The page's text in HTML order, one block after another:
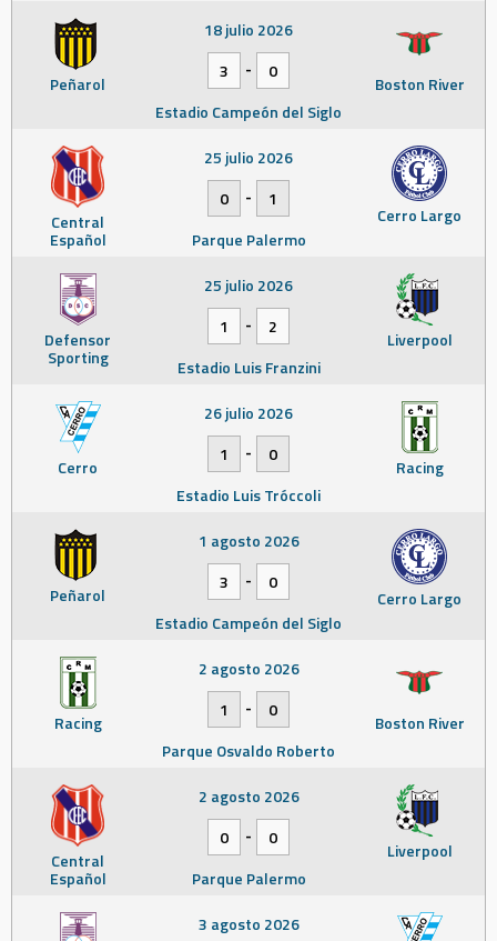
Peñarol Boston River
18 julio 2026
3
-
0
Estadio Campeón del Siglo
Central
Español
Cerro Largo
25 julio 2026
0
-
1
Parque Palermo
Defensor
Sporting
Liverpool
25 julio 2026
1
-
2
Estadio Luis Franzini
Cerro Racing
26 julio 2026
1
-
0
Estadio Luis Tróccoli
Peñarol Cerro Largo
1 agosto 2026
3
-
0
Estadio Campeón del Siglo
Racing Boston River
2 agosto 2026
1
-
0
Parque Osvaldo Roberto
Central
Español
Liverpool
2 agosto 2026
0
-
0
Parque Palermo
3 agosto 2026